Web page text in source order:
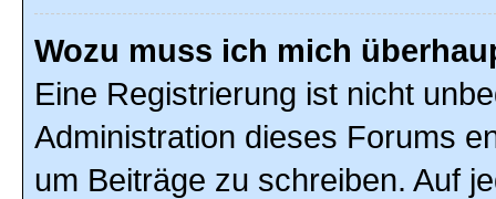
Wozu muss ich mich
Eine Registrierung ist nicht
Administration dieses Forums
um Beiträge zu schreiben. Auf